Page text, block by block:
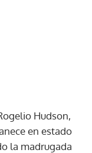
Hudson,
en estado
la madrugada